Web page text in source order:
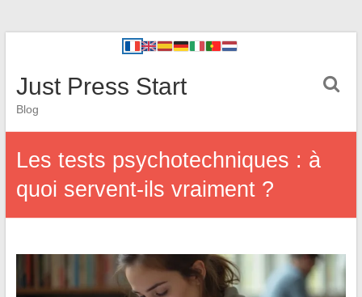
Just Press Start
Blog
Les tests psychotechniques : à
quoi servent-ils vraiment ?